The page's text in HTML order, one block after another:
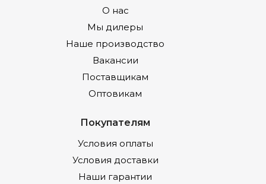
О нас
Мы дилеры
Наше производство
Вакансии
Поставщикам
Оптовикам
Покупателям
Условия оплаты
Условия доставки
Наши гарантии